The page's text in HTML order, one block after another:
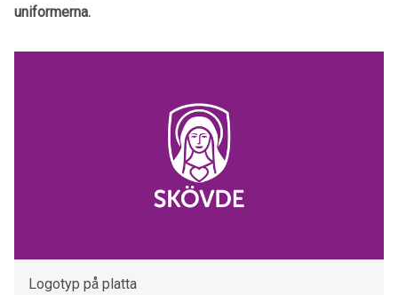
uniformerna.
Logotyp på platta